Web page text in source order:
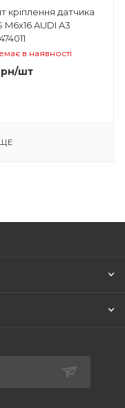
кріплення датчика
M6x16 AUDI A3
в наявності
/шт